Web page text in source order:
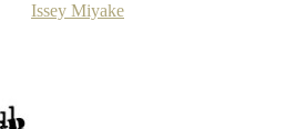
Issey Miyake